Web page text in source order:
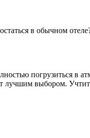
в обычном
погрузиться в
лучшим выбором.